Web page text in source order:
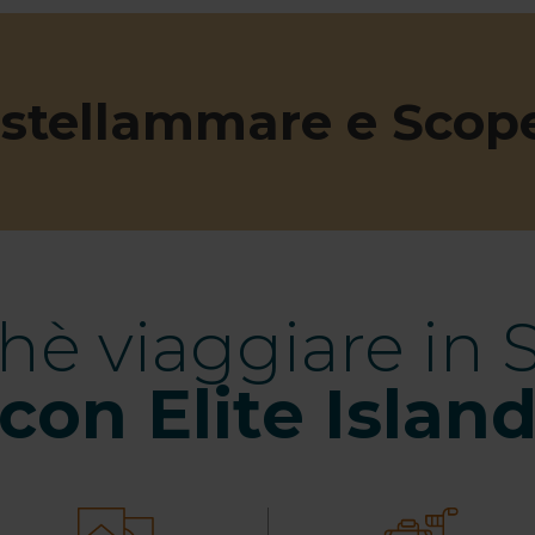
e
viaggiare in
Elite